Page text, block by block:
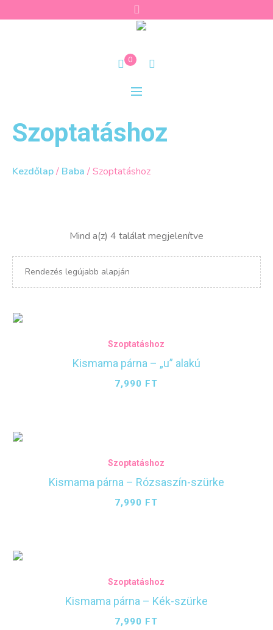
0
Szoptatáshoz
Kezdőlap/ Baba / Szoptatáshoz
Mind a(z) 4 találat megjelenítve
Szoptatáshoz
Kismama párna – „u” alakú
7,990 FT
Szoptatáshoz
Kismama párna – Rózsaszín-szürke
7,990 FT
Szoptatáshoz
Kismama párna – Kék-szürke
7,990 FT